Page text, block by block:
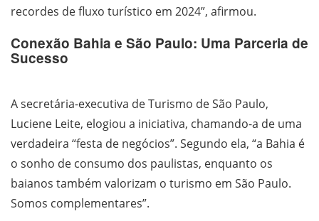
recordes de fluxo turístico em 2024”, afirmou.
Conexão Bahia e São Paulo: Uma Parceria de
Sucesso
A secretária-executiva de Turismo de São Paulo,
Luciene Leite, elogiou a iniciativa, chamando-a de uma
verdadeira “festa de negócios”. Segundo ela, “a Bahia é
o sonho de consumo dos paulistas, enquanto os
baianos também valorizam o turismo em São Paulo.
Somos complementares”.